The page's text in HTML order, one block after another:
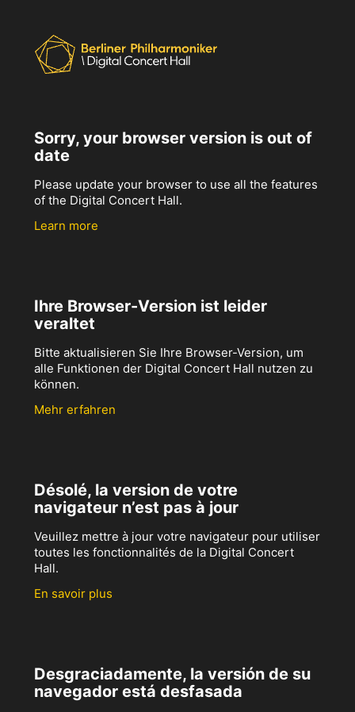
Sorry, your browser version is out of
date
Please update your browser to use all the features
of the Digital Concert Hall.
Learn more
Ihre Browser-Version ist leider
veraltet
Bitte aktualisieren Sie Ihre Browser-Version, um
alle Funktionen der Digital Concert Hall nutzen zu
können.
Mehr erfahren
Désolé, la version de votre
navigateur n’est pas à jour
Veuillez mettre à jour votre navigateur pour utiliser
toutes les fonctionnalités de la Digital Concert
Hall.
En savoir plus
Desgraciadamente, la versión de su
navegador está desfasada